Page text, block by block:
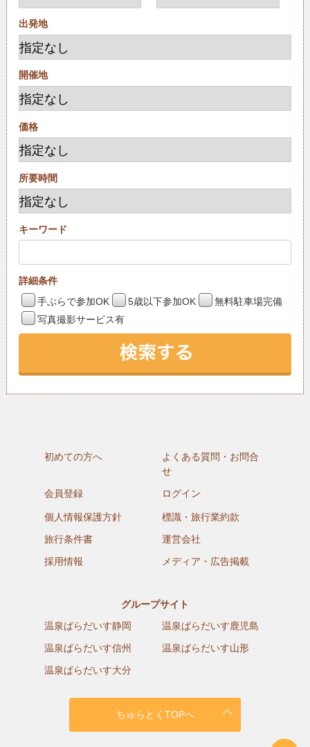
出発地
開催地
価格
所要時間
キーワード
詳細条件
手ぶらで参加OK
5歳以下参加OK
無料駐車場完備
写真撮影サービス有
初めての方へ
よくある質問・お問合
せ
会員登録
ログイン
個人情報保護方針
標識・旅行業約款
旅行条件書
運営会社
採用情報
メディア・広告掲載
グループサイト
温泉ぱらだいす静岡
温泉ぱらだいす鹿児島
温泉ぱらだいす信州
温泉ぱらだいす山形
温泉ぱらだいす大分
ちゅらとくTOPへ